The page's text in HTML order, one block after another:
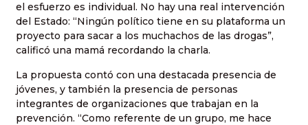
el esfuerzo es individual. No hay una real intervención
del Estado: “Ningún político tiene en su plataforma un
proyecto para sacar a los muchachos de las drogas”,
calificó una mamá recordando la charla.
La propuesta contó con una destacada presencia de
jóvenes, y también la presencia de personas
integrantes de organizaciones que trabajan en la
prevención. “Como referente de un grupo, me hace